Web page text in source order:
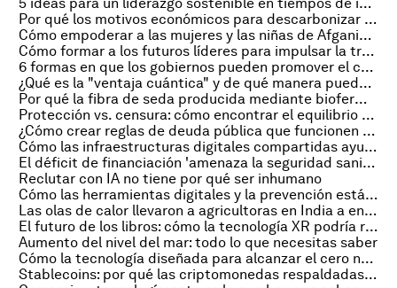
Por qué los motivos económicos para descarbonizar el sector inmobiliario pesan más que los políticos
Cómo empoderar a las mujeres y las niñas de Afganistán para liderar el cambio
Cómo formar a los futuros líderes para impulsar la transformación digital de la manufactura
6 formas en que los gobiernos pueden promover el comercio Indígena
¿Qué es la "ventaja cuántica" y de qué manera puede beneficiar a las empresas?
Por qué la fibra de seda producida mediante biofermentación podría revolucionar la industria textil
Protección vs. censura: cómo encontrar el equilibrio al frenar la desinformación en línea
¿Cómo crear reglas de deuda pública que funcionen en la vida real?
Cómo las infraestructuras digitales compartidas ayudan a los países en desarrollo a alcanzar sus objetivos tecnológicos
El déficit de financiación 'amenaza la seguridad sanitaria mundial', y otras noticias sobre salud
Reclutar con IA no tiene por qué ser inhumano
Cómo las herramientas digitales y la prevención están mejorando los sistemas de salud en todo el mundo
Las olas de calor llevaron a agricultoras en India a encontrar nuevas formas de proteger sus cultivos
El futuro de los libros: cómo la tecnología XR podría revolucionar la industria editorial
Aumento del nivel del mar: todo lo que necesitas saber
Cómo la tecnología diseñada para alcanzar el cero neto también puede generar cero residuos
Stablecoins: por qué las criptomonedas respaldadas por reservas están en auge